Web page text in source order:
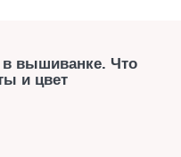
вышиванке. Что
и цвет